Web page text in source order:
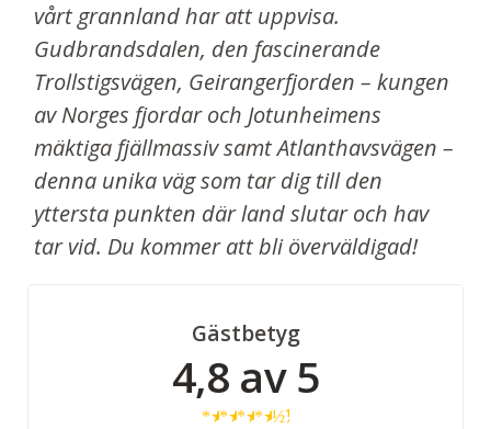
vårt grannland har att uppvisa.
Gudbrandsdalen, den fascinerande
Trollstigsvägen, Geirangerfjorden – kungen
av Norges fjordar och Jotunheimens
mäktiga fjällmassiv samt Atlanthavsvägen –
denna unika väg som tar dig till den
yttersta punkten där land slutar och hav
tar vid. Du kommer att bli överväldigad!
Gästbetyg
4,8 av 5
★★★★ ½